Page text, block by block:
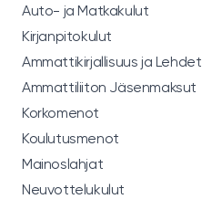
Auto- ja Matkakulut
Kirjanpitokulut
Ammattikirjallisuus ja Lehdet
Ammattiliiton Jäsenmaksut
Korkomenot
Koulutusmenot
Mainoslahjat
Neuvottelukulut